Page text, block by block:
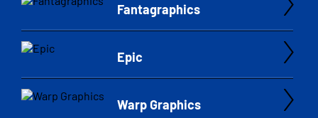
Fantagraphics
Epic
Warp Graphics